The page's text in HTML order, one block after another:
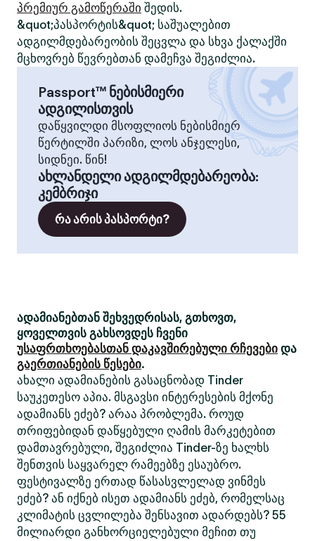
პრემიურ გამოწერაში შედის.
&quot;პასპორტის&quot; საშუალებით
ადგილმდებარეობის შეცვლა და სხვა ქალაქში
მცხოვრებ წევრებთან დამეჩვა შეგიძლია.
Passport™ ნებისმიერი
ადგილისთვის
დაწყვილდი მსოფლიოს ნებისმიერ
წერტილში პარიზი, ლოს ანჯელესი,
სიდნეი. წინ!
ახლანდელი ადგილმდებარეობა:
კემბრიჯი
რა არის პასპორტი?
ადამიანებთან შეხვედრისას, გთხოვთ,
ყოველთვის გახსოვდეს ჩვენი
უსაფრთხოებასთან დაკავშირებული რჩევები და
გაერთიანების წესები.
ახალი ადამიანების გასაცნობად Tinder
საუკეთესო აპია. მსგავსი ინტერესების მქონე
ადამიანს ეძებ? არაა პრობლემა. როუდ
თრიფებიდან დაწყებული ღამის მარკეტებით
დამთავრებული, შეგიძლია Tinder-ზე ხალხს
შენთვის საყვარელ რამეებზე ესაუბრო.
ფესტივალზე ერთად წასასვლელად ვინმეს
ეძებ? ან იქნებ ისეთ ადამიანს ეძებ, რომელსაც
კლიმატის ცვლილება შენსავით ადარდებს? 55
მილიარდი განხორციელებული მეჩით თუ